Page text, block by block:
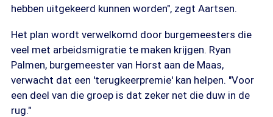
hebben uitgekeerd kunnen worden", zegt Aartsen.
Het plan wordt verwelkomd door burgemeesters die
veel met arbeidsmigratie te maken krijgen. Ryan
Palmen, burgemeester van Horst aan de Maas,
verwacht dat een 'terugkeerpremie' kan helpen. "Voor
een deel van die groep is dat zeker net die duw in de
rug."